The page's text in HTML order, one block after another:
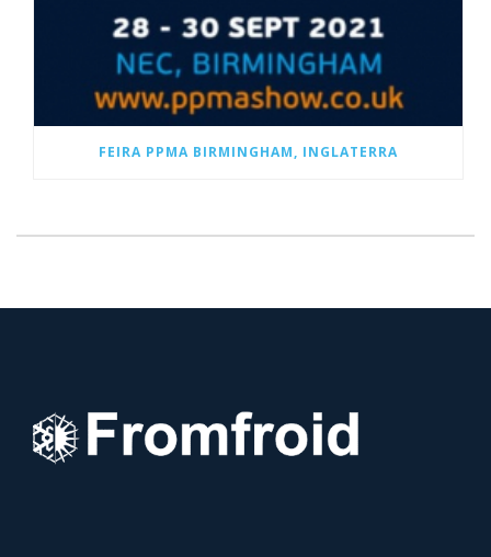
FEIRA PPMA BIRMINGHAM, INGLATERRA